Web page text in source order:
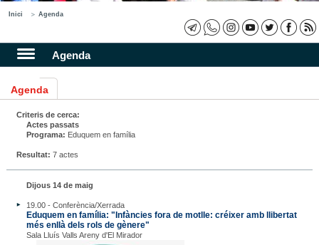
Inici Agenda
Agenda
Agenda
Criteris de cerca:
Actes passats
Programa: Eduquem en família
Resultat: 7 actes
Dijous 14 de maig
19.00 - Conferència/Xerrada
Eduquem en família: "Infàncies fora de motlle: créixer amb llibertat
més enllà dels rols de gènere"
Sala Lluís Valls Areny d'El Mirador